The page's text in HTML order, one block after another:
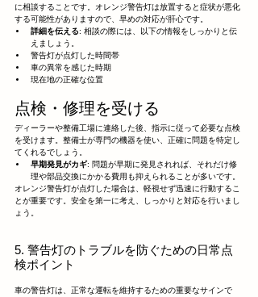
に相談することです。オレンジ警告灯は放置すると症状が悪化
する可能性がありますので、早めの対応が肝心です。
詳細を伝える: 相談の際には、以下の情報をしっかりと伝
えましょう。
警告灯が点灯した時間帯
車の異常を感じた時期
現在地の正確な位置
点検・修理を受ける
ディーラーや整備工場に連絡した後、指示に従って必要な点検
を受けます。整備士が専門の機器を使い、正確に問題を特定し
てくれるでしょう。
早期発見がカギ: 問題が早期に発見されれば、それだけ修
理や部品交換にかかる費用も抑えられることが多いです。
オレンジ警告灯が点灯した場合は、軽視せず迅速に行動するこ
とが重要です。安全を第一に考え、しっかりと対応を行いまし
ょう。
5. 警告灯のトラブルを防ぐための日常点
検ポイント
車の警告灯は、正常な運転を維持するための重要なサインで